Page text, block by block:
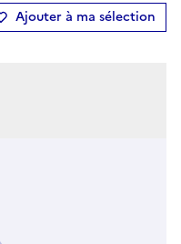
Ajouter à ma sélection